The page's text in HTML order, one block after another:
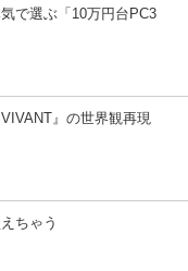
で選ぶ「10万円台PC3
』の世界観再現
ちゃう